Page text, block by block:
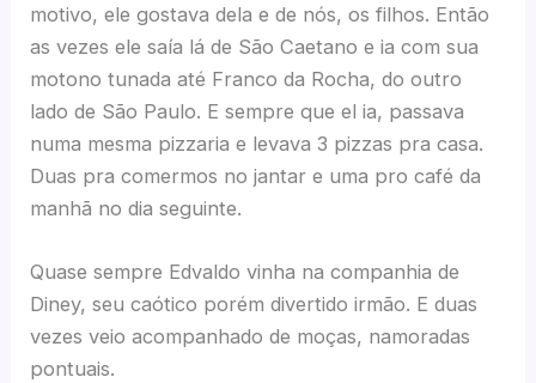
motivo, ele gostava dela e de nós, os filhos. Então
as vezes ele saía lá de São Caetano e ia com sua
motono tunada até Franco da Rocha, do outro
lado de São Paulo. E sempre que el ia, passava
numa mesma pizzaria e levava 3 pizzas pra casa.
Duas pra comermos no jantar e uma pro café da
manhã no dia seguinte.
Quase sempre Edvaldo vinha na companhia de
Diney, seu caótico porém divertido irmão. E duas
vezes veio acompanhado de moças, namoradas
pontuais.